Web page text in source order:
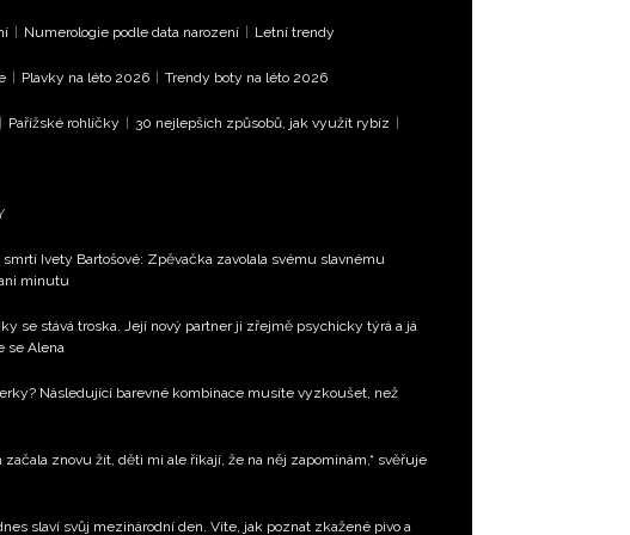
| Numerologie podle data narození | Letní trendy
| Plavky na léto 2026 | Trendy boty na léto 2026
| Pařížské rohlíčky | 30 nejlepších způsobů, jak využít rybíz |
Ivety Bartošové: Zpěvačka zavolala svému slavnému
minutu
se stává troska. Její nový partner ji zřejmě psychicky týrá a já
se Alena
Následující barevné kombinace musíte vyzkoušet, než
začala znovu žít, děti mi ale říkají, že na něj zapomínám,“ svěřuje
slaví svůj mezinárodní den. Víte, jak poznat zkažené pivo a